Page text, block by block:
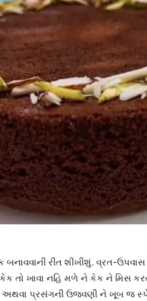
રીત શીખીશું. વ્રત-
તો ખાવા નહિ મળે ને કેક ને મિસ
અથવા પ્રસંગની ઉજવણી ને ખૂબ જ